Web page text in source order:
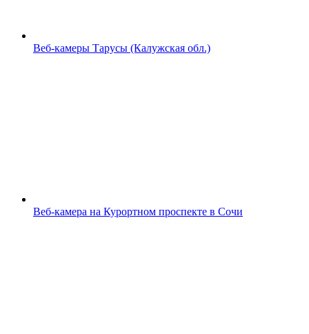
Веб-камеры Тарусы (Калужская обл.)
Веб-камера на Курортном проспекте в Сочи